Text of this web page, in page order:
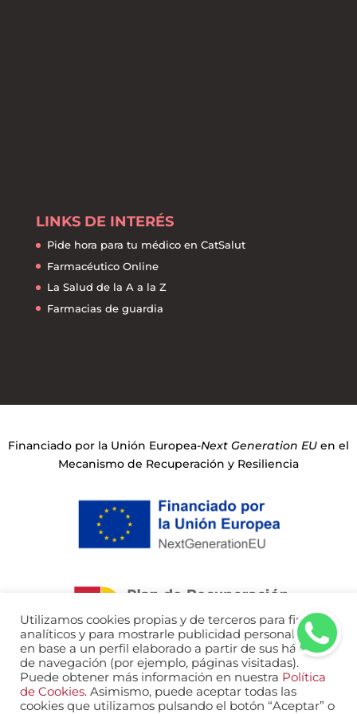
LINKS DE INTERÉS
Pide hora para tu médico en CatSalut
Farmacéutico Online
La Salud de la A a la Z
Farmacias de guardia
Financiado por la Unión Europea-Next Generation EU en el
Mecanismo de Recuperación y Resiliencia
Aviso legal
Política de Privacidad
Utilizamos cookies propias y de terceros para fines
analíticos y para mostrarle publicidad personalizada
en base a un perfil elaborado a partir de sus hábitos
de navegación (por ejemplo, páginas visitadas).
Puede obtener más información en nuestra Política
de Cookies. Asimismo, puede aceptar todas las
cookies que utilizamos pulsando el botón “Aceptar” o